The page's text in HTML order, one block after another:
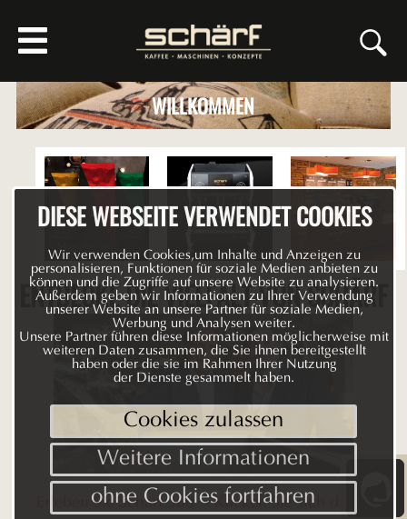
DIESE WEBSEITE VERWENDET COOKIES
Wir verwenden Cookies,um Inhalte und Anzeigen zu
personalisieren, Funktionen für soziale Medien anbieten zu
können und die Zugriffe auf unsere Website zu analysieren.
Außerdem geben wir Informationen zu Ihrer Verwendung
unserer Website an unsere Partner für soziale Medien,
Werbung und Analysen weiter.
Unsere Partner führen diese Informationen möglicherweise mit
weiteren Daten zusammen, die Sie ihnen bereitgestellt
haben oder die sie im Rahmen Ihrer Nutzung
der Dienste gesammelt haben.
Cookies zulassen
Weitere Informationen
ohne Cookies fortfahren
WILLKOMMEN
ENTDECKE DIE VIELFALT VON SCHÄRF
Erleben Sie Schärf 360° - Klicken Sie sich durch